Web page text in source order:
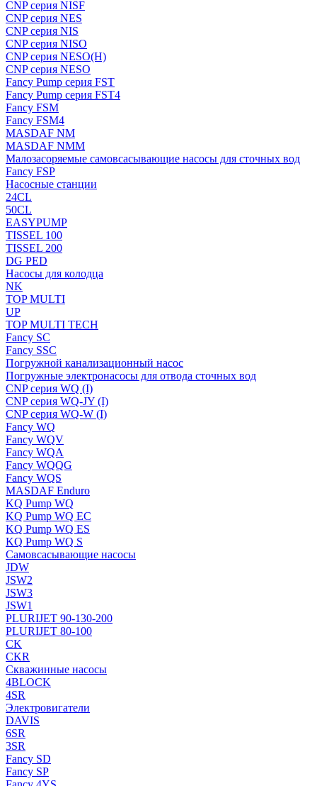
CNP серия NISF
CNP серия NES
CNP серия NIS
CNP серия NISO
CNP серия NESO(H)
CNP серия NESO
Fancy Pump серия FST
Fancy Pump серия FST4
Fancy FSM
Fancy FSM4
MASDAF NM
MASDAF NMM
Малозасоряемые самовсасывающие насосы для сточных вод
Fancy FSP
Насосные станции
24CL
50CL
EASYPUMP
TISSEL 100
TISSEL 200
DG PED
Насосы для колодца
NK
TOP MULTI
UP
TOP MULTI TECH
Fancy SC
Fancy SSC
Погружной канализационный насос
Погружные электронасосы для отвода сточных вод
CNP серия WQ (I)
CNP серия WQ-JY (I)
CNP серия WQ-W (I)
Fancy WQ
Fancy WQV
Fancy WQA
Fancy WQQG
Fancy WQS
MASDAF Enduro
KQ Pump WQ
KQ Pump WQ EC
KQ Pump WQ ES
KQ Pump WQ S
Самовсасывающие насосы
JDW
JSW2
JSW3
JSW1
PLURIJET 90-130-200
PLURIJET 80-100
CK
CKR
Скважинные насосы
4BLOCK
4SR
Электровигатели
DAVIS
6SR
3SR
Fancy SD
Fancy SP